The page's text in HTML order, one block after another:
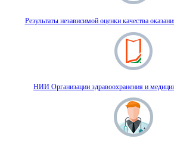
Результаты независимой оценки качества
НИИ Организации здравоохранения и